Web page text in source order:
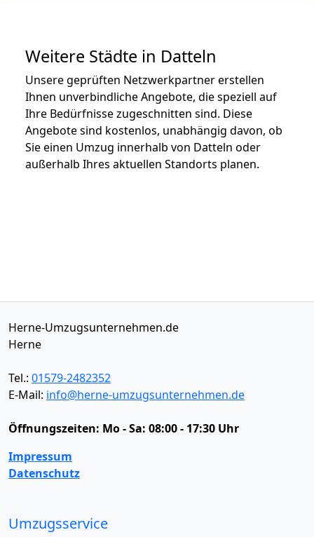
Weitere Städte in Datteln
Unsere geprüften Netzwerkpartner erstellen
Ihnen unverbindliche Angebote, die speziell auf
Ihre Bedürfnisse zugeschnitten sind. Diese
Angebote sind kostenlos, unabhängig davon, ob
Sie einen Umzug innerhalb von Datteln oder
außerhalb Ihres aktuellen Standorts planen.
Herne-Umzugsunternehmen.de
Herne
Tel.: 01579-2482352
E-Mail: info@herne-umzugsunternehmen.de
Öffnungszeiten: Mo - Sa: 08:00 - 17:30 Uhr
Impressum
Datenschutz
Umzugsservice